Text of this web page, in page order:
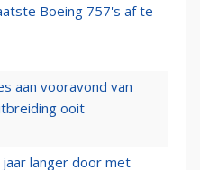
Boeing 757's af te
aan vooravond van
ooit
jaar langer door met